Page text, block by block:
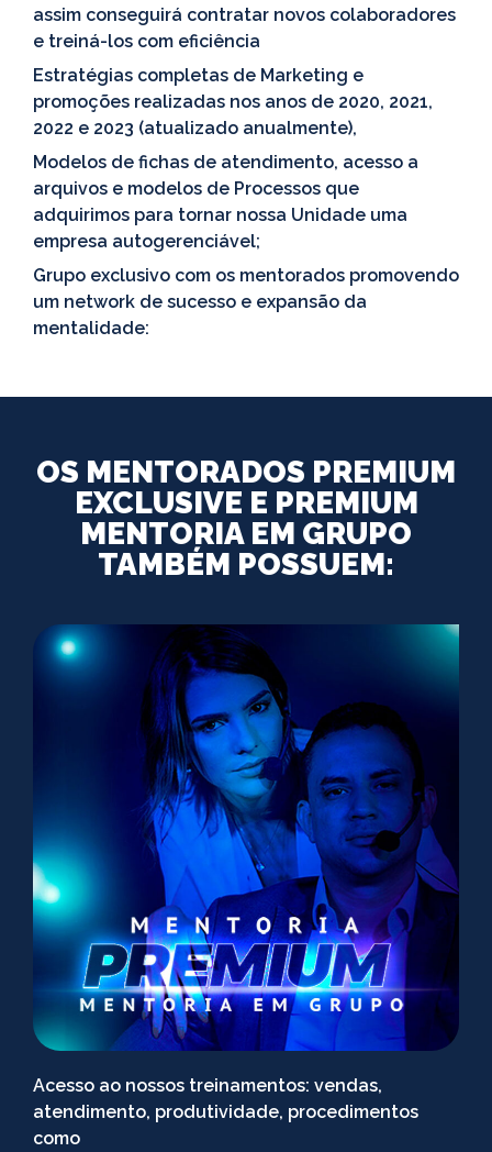
assim conseguirá contratar novos colaboradores
e treiná-los com eficiência
Estratégias completas de Marketing e
promoções realizadas nos anos de 2020, 2021,
2022 e 2023 (atualizado anualmente),
Modelos de fichas de atendimento, acesso a
arquivos e modelos de Processos que
adquirimos para tornar nossa Unidade uma
empresa autogerenciável;
Grupo exclusivo com os mentorados promovendo
um network de sucesso e expansão da
mentalidade:
OS MENTORADOS PREMIUM
EXCLUSIVE E PREMIUM
MENTORIA EM GRUPO
TAMBÉM POSSUEM:
Acesso ao nossos treinamentos: vendas,
atendimento, produtividade, procedimentos
como